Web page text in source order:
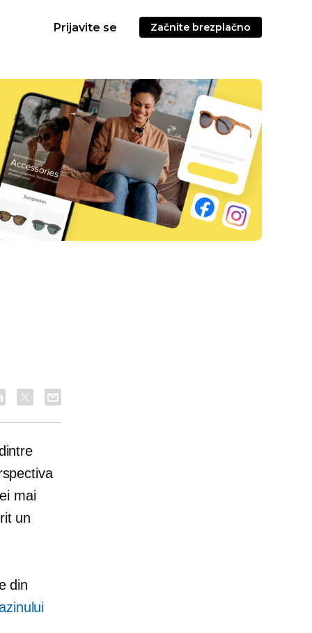
Prijavite se Začnite brezplačno
mai
un
din